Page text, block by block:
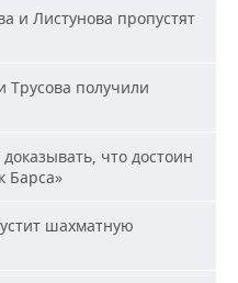
и Листунова пропустят
Трусова получили
что достоин
Барса»
шахматную